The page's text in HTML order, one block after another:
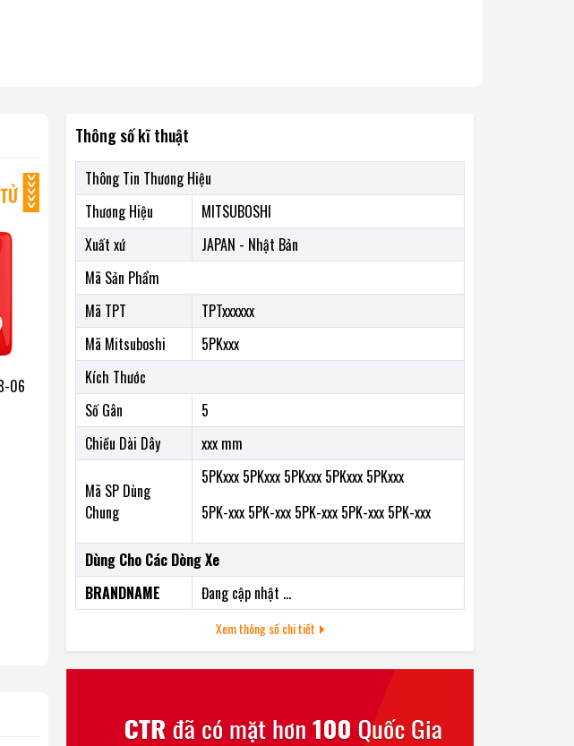
06
Thông số kĩ thuật
Thông Tin Thương Hiệu
Thương Hiệu
MITSUBOSHI
Xuất xứ
JAPAN - Nhật Bản
Mã Sản Phẩm
Mã TPT
TPTxxxxxx
Mã Mitsuboshi
5PKxxx
Kích Thước
Số Gân
5
Chiều Dài Dây
xxx mm
Mã SP Dùng
Chung
5PKxxx 5PKxxx 5PKxxx 5PKxxx 5PKxxx
5PK-xxx 5PK-xxx 5PK-xxx 5PK-xxx 5PK-xxx
Dùng Cho Các Dòng Xe
BRANDNAME
Đang cập nhật ...
Xem thông số chi tiết